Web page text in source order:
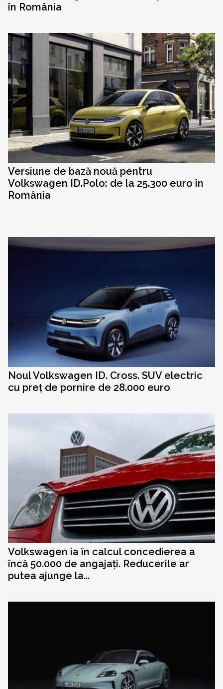
în România
Versiune de bază nouă pentru
Volkswagen ID.Polo: de la 25.300 euro în
România
Noul Volkswagen ID. Cross. SUV electric
cu preț de pornire de 28.000 euro
Volkswagen ia în calcul concedierea a
încă 50.000 de angajați. Reducerile ar
putea ajunge la...